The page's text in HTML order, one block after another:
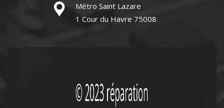
Métro Saint Lazare
1 Cour du Havre 75008